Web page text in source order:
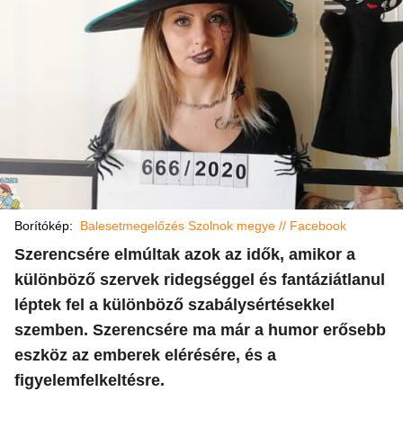
Borítókép: Balesetmegelőzés Szolnok megye // Facebook
Szerencsére elmúltak azok az idők, amikor a
különböző szervek ridegséggel és fantáziátlanul
léptek fel a különböző szabálysértésekkel
szemben. Szerencsére ma már a humor erősebb
eszköz az emberek elérésére, és a
figyelemfelkeltésre.